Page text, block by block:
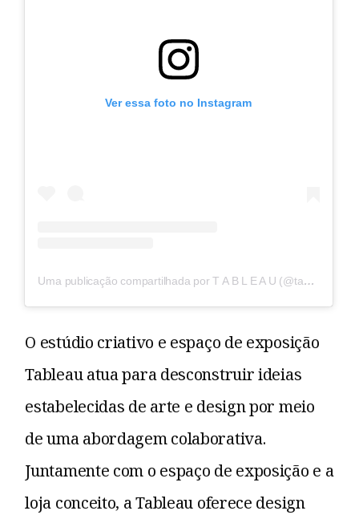
Ver essa foto no Instagram
Uma publicação compartilhada por T A B L E A U (@tableau_cph)
O estúdio criativo e espaço de exposição
Tableau atua para desconstruir ideias
estabelecidas de arte e design por meio
de uma abordagem colaborativa.
Juntamente com o espaço de exposição e a
loja conceito, a Tableau oferece design